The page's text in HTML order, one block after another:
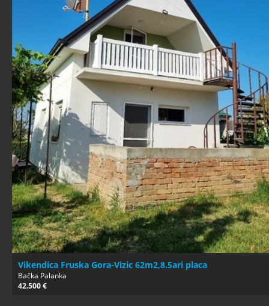
Vikendica Fruska Gora-Vizic 62m2,8.5ari placa
Bačka Palanka
42.500 €